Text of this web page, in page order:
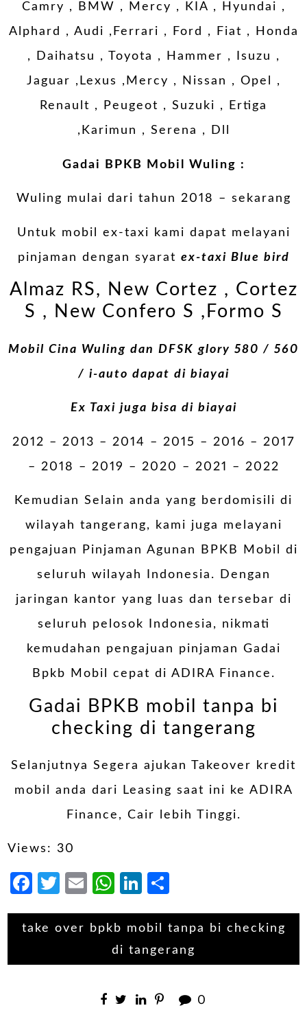
Camry , BMW , Mercy , KIA , Hyundai ,
Alphard , Audi ,Ferrari , Ford , Fiat , Honda
, Daihatsu , Toyota , Hammer , Isuzu ,
Jaguar ,Lexus ,Mercy , Nissan , Opel ,
Renault , Peugeot , Suzuki , Ertiga
,Karimun , Serena , Dll
Gadai BPKB Mobil Wuling :
Wuling mulai dari tahun 2018 – sekarang
Untuk mobil ex-taxi kami dapat melayani
pinjaman dengan syarat ex-taxi Blue bird
Almaz RS, New Cortez , Cortez
S , New Confero S ,Formo S
Mobil Cina Wuling dan DFSK glory 580 / 560
/ i-auto dapat di biayai
Ex Taxi juga bisa di biayai
2012 – 2013 – 2014 – 2015 – 2016 – 2017
– 2018 – 2019 – 2020 – 2021 – 2022
Kemudian Selain anda yang berdomisili di
wilayah tangerang, kami juga melayani
pengajuan Pinjaman Agunan BPKB Mobil di
seluruh wilayah Indonesia. Dengan
jaringan kantor yang luas dan tersebar di
seluruh pelosok Indonesia, nikmati
kemudahan pengajuan pinjaman Gadai
Bpkb Mobil cepat di ADIRA Finance.
Gadai BPKB mobil tanpa bi
checking di tangerang
Selanjutnya Segera ajukan Takeover kredit
mobil anda dari Leasing saat ini ke ADIRA
Finance, Cair lebih Tinggi.
Views: 30
Facebook
Twitter
EmailWhatsApp
LinkedIn
take over bpkb mobil tanpa bi checking
di tangerang
0